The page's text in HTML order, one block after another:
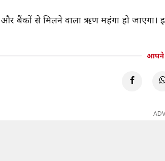
बैंकों से मिलने वाला ऋण महंगा हो
आपने